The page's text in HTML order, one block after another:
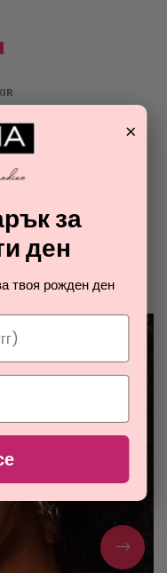
жени
И
за парфюмите и
×
за
ден
твоя рожден ден